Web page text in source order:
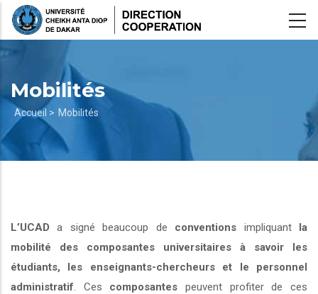
Aller
Mobilités
Fil
d'Ariane
Accueil > Mobilités
L’UCAD a signé beaucoup de conventions impliquant la
mobilité des composantes universitaires à savoir les
étudiants, les enseignants-chercheurs et le personnel
administratif . Ces composantes peuvent profiter de ces